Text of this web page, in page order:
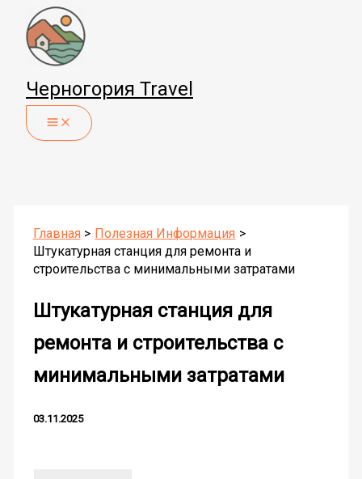
Перейти
содержимому
Черногория Travel
Главная
Полезная Информация
Штукатурная станция для ремонта и
строительства с минимальными затратами
Штукатурная станция для
ремонта и строительства с
минимальными затратами
03.11.2025